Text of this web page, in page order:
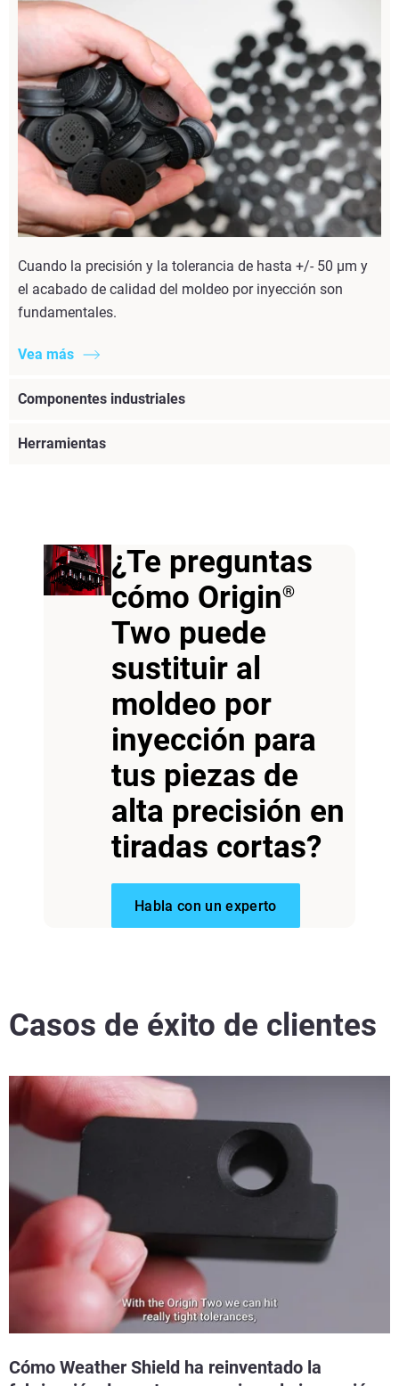
Cuando la precisión y la tolerancia de hasta +/- 50 µm y
el acabado de calidad del moldeo por inyección son
fundamentales.
Vea más
Componentes industriales
Herramientas
¿Te preguntas
cómo Origin®
Two puede
sustituir al
moldeo por
inyección para
tus piezas de
alta precisión en
tiradas cortas?
Habla con un experto
Casos de éxito de clientes
Cómo Weather Shield ha reinventado la